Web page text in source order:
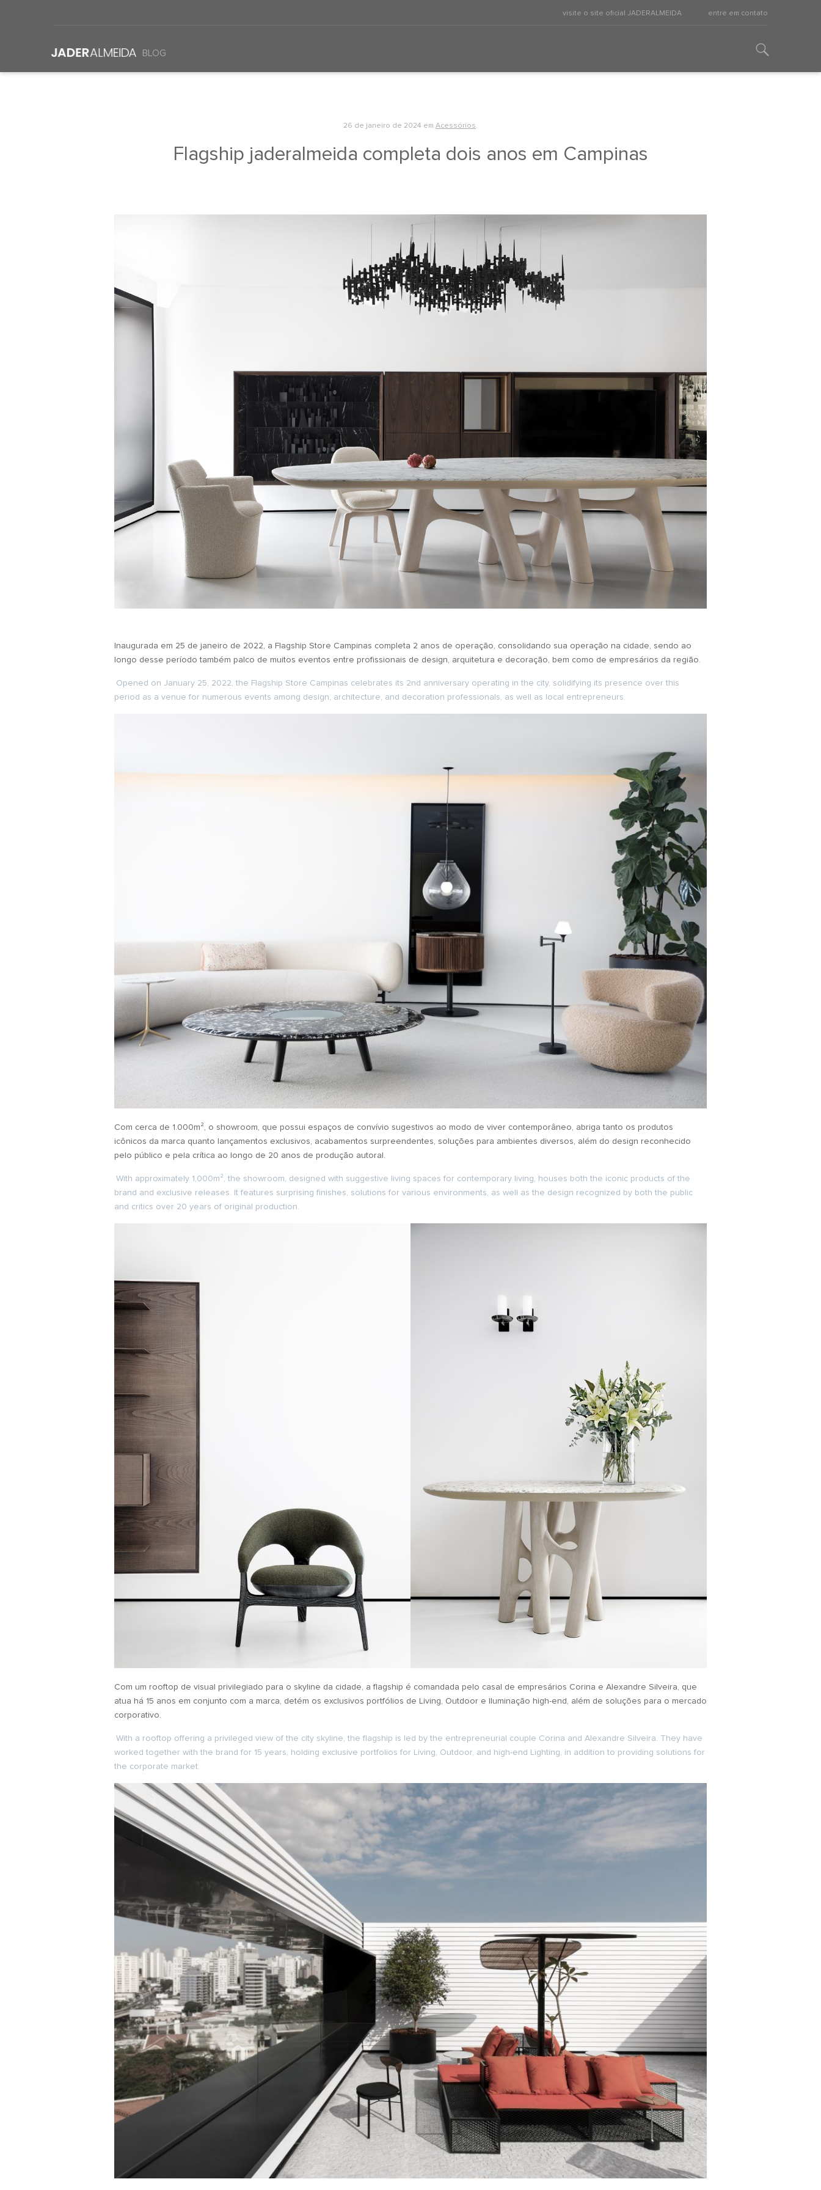
visite o site oficial JADERALMEIDA entre em contato
BLOG
26 de janeiro de 2024 em Acessórios.
Flagship jaderalmeida completa dois anos em Campinas
Inaugurada em 25 de janeiro de 2022, a Flagship Store Campinas completa 2 anos de operação, consolidando sua operação na cidade, sendo ao
longo desse período também palco de muitos eventos entre profissionais de design, arquitetura e decoração, bem como de empresários da região.
Opened on January 25, 2022, the Flagship Store Campinas celebrates its 2nd anniversary operating in the city, solidifying its presence over this
period as a venue for numerous events among design, architecture, and decoration professionals, as well as local entrepreneurs.
Com cerca de 1.000m², o showroom, que possui espaços de convívio sugestivos ao modo de viver contemporâneo, abriga tanto os produtos
icônicos da marca quanto lançamentos exclusivos, acabamentos surpreendentes, soluções para ambientes diversos, além do design reconhecido
pelo público e pela crítica ao longo de 20 anos de produção autoral.
With approximately 1,000m², the showroom, designed with suggestive living spaces for contemporary living, houses both the iconic products of the
brand and exclusive releases. It features surprising finishes, solutions for various environments, as well as the design recognized by both the public
and critics over 20 years of original production.
Com um rooftop de visual privilegiado para o skyline da cidade, a flagship é comandada pelo casal de empresários Corina e Alexandre Silveira, que
atua há 15 anos em conjunto com a marca, detém os exclusivos portfólios de Living, Outdoor e Iluminação high-end, além de soluções para o mercado
corporativo.
With a rooftop offering a privileged view of the city skyline, the flagship is led by the entrepreneurial couple Corina and Alexandre Silveira. They have
worked together with the brand for 15 years, holding exclusive portfolios for Living, Outdoor, and high-end Lighting, in addition to providing solutions for
the corporate market.